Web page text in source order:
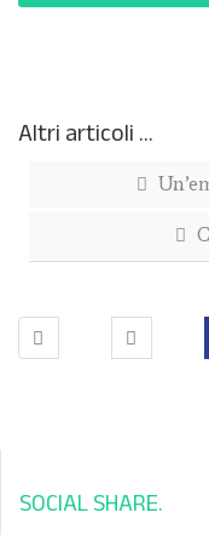
Altri articoli …
SOCIAL SHARE